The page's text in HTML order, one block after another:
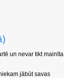
un nevar tikt mainīta
jābūt savas